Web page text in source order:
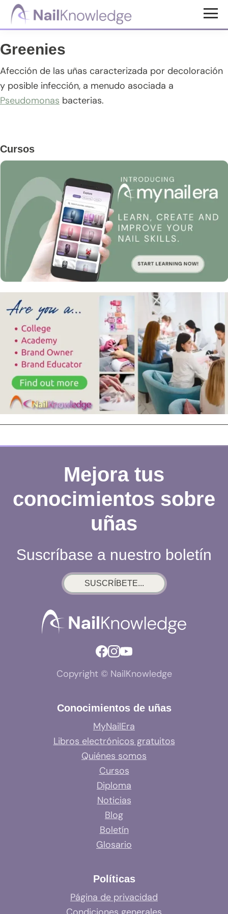
Saltar
principal
Saltar
barra
lateral
principal
Saltar
de
página
Conocimientos
de
uñas
Greenies
Afección de las uñas caracterizada por decoloración
y posible infección, a menudo asociada a
Pseudomonas bacterias.
Barra
lateral
principal
Cursos
Mejora tus
conocimientos sobre
uñas
Suscríbase a nuestro boletín
SUSCRÍBETE...
Copyright © NailKnowledge
Conocimientos de uñas
MyNailEra
Libros electrónicos gratuitos
Quiénes somos
Cursos
Diploma
Noticias
Blog
Boletín
Glosario
Políticas
Página de privacidad